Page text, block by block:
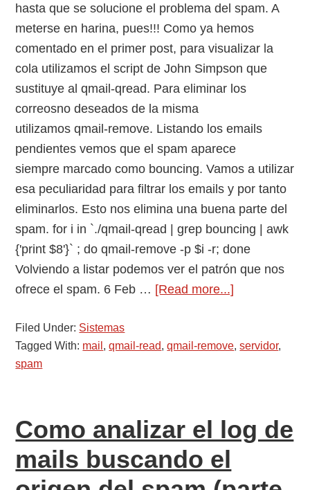
hasta que se solucione el problema del spam. A
meterse en harina, pues!!! Como ya hemos
comentado en el primer post, para visualizar la
cola utilizamos el script de John Simpson que
sustituye al qmail-qread. Para eliminar los
correosno deseados de la misma
utilizamos qmail-remove. Listando los emails
pendientes vemos que el spam aparece
siempre marcado como bouncing. Vamos a utilizar
esa peculiaridad para filtrar los emails y por tanto
eliminarlos. Esto nos elimina una buena parte del
spam. for i in `./qmail-qread | grep bouncing | awk
{'print $8'}` ; do qmail-remove -p $i -r; done
Volviendo a listar podemos ver el patrón que nos
ofrece el spam. 6 Feb … [Read more...]
correo
cola
Filed Under: Sistemas
Tagged With: mail ,qmail-read,qmail-remove,servidor,
spam
Como analizar el log de
mails buscando el